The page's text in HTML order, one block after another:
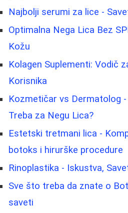
Najbolji serumi za lice -
Optimalna Nega Lica Bez
Kožu
Kolagen Suplementi: Vodič
Korisnika
Kozmetičar vs Dermatolog
Treba za Negu Lica?
Estetski tretmani lica -
botoks i hirurške procedure
Rinoplastika - Iskustva,
Sve što treba da znate o
saveti